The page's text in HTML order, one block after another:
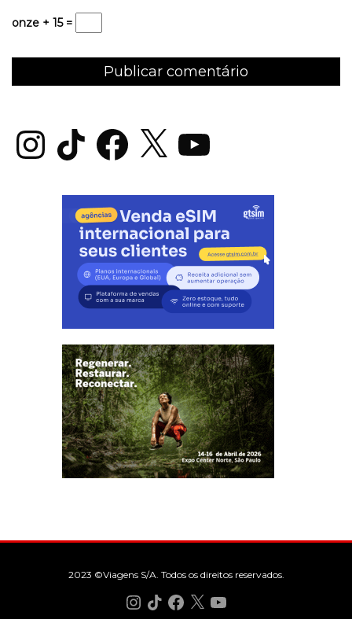
onze + 15 =
InstagramTikTok Facebook
X YouTube
2023 ©Viagens S/A. Todos os direitos reservados.
Instagram
TikTokFacebook
X YouTube